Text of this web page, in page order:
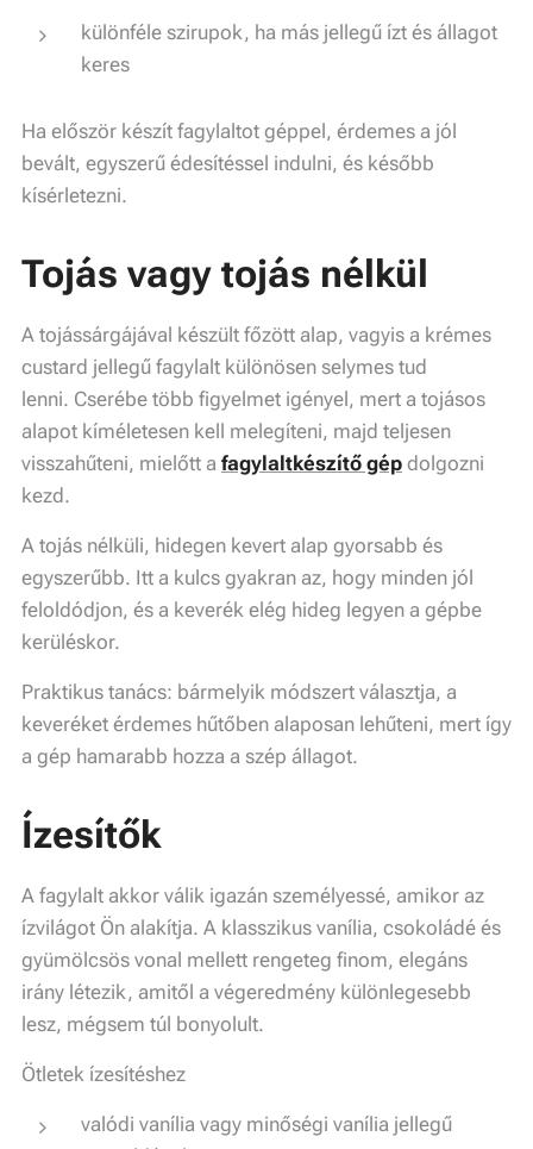
különféle szirupok, ha más jellegű ízt és állagot
keres
Ha először készít fagylaltot géppel, érdemes a jól
bevált, egyszerű édesítéssel indulni, és később
kísérletezni.
Tojás vagy tojás nélkül
A tojássárgájával készült főzött alap, vagyis a krémes
custard jellegű fagylalt különösen selymes tud
lenni. Cserébe több figyelmet igényel, mert a tojásos
alapot kíméletesen kell melegíteni, majd teljesen
visszahűteni, mielőtt a fagylaltkészítő gép dolgozni
kezd.
A tojás nélküli, hidegen kevert alap gyorsabb és
egyszerűbb. Itt a kulcs gyakran az, hogy minden jól
feloldódjon, és a keverék elég hideg legyen a gépbe
kerüléskor.
Praktikus tanács: bármelyik módszert választja, a
keveréket érdemes hűtőben alaposan lehűteni, mert így
a gép hamarabb hozza a szép állagot.
Ízesítők
A fagylalt akkor válik igazán személyessé, amikor az
ízvilágot Ön alakítja. A klasszikus vanília, csokoládé és
gyümölcsös vonal mellett rengeteg finom, elegáns
irány létezik, amitől a végeredmény különlegesebb
lesz, mégsem túl bonyolult.
Ötletek ízesítéshez
valódi vanília vagy minőségi vanília jellegű